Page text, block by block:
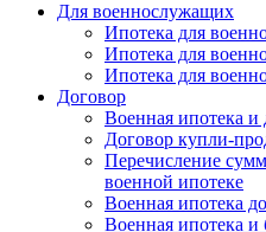
Для военнослужащих
Ипотека для
Ипотека для
Ипотека для
Договор
Военная ипотека и
Договор купли-
Перечисление
военной ипотеке
Военная ипотека
Военная ипотека и